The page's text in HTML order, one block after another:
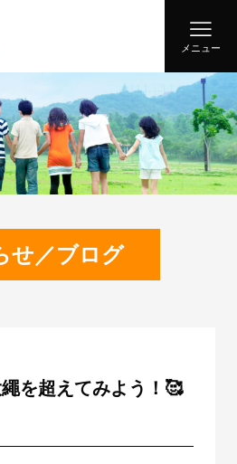
メニュー
せ／ブログ
繩を超えてみよう！🥰